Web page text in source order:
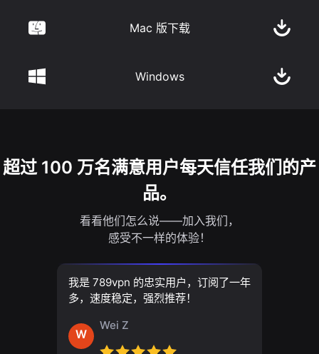
Mac 版下载
Windows
超过 100 万名满意用户每天信任我们的产
品。
看看他们怎么说——加入我们，
感受不一样的体验！
我是 789vpn 的忠实用户，订阅了一年
多，速度稳定，强烈推荐！
W
Wei Z